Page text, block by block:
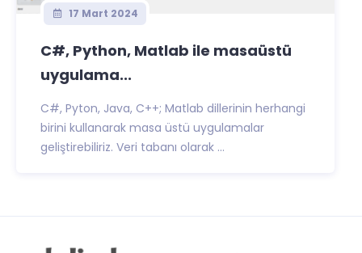
17 Mart 2024
C#, Python, Matlab ile masaüstü
uygulama...
C#, Pyton, Java, C++; Matlab dillerinin herhangi
birini kullanarak masa üstü uygulamalar
geliştirebiliriz. Veri tabanı olarak ...